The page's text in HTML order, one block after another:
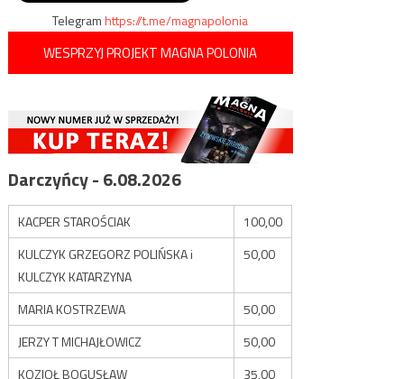
Telegramhttps://t.me/magnapolonia
WESPRZYJ PROJEKT MAGNA POLONIA
Darczyńcy - 6.08.2026
KACPER STAROŚCIAK
100,00
KULCZYK GRZEGORZ POLIŃSKA i
KULCZYK KATARZYNA
50,00
MARIA KOSTRZEWA
50,00
JERZY T MICHAJŁOWICZ
50,00
KOZIOŁ BOGUSŁAW
35,00